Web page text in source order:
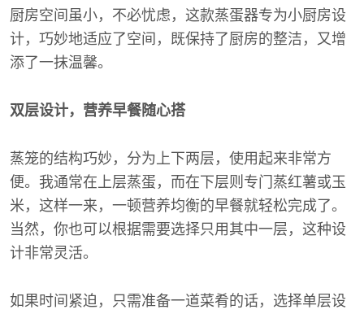
厨房空间虽小，不必忧虑，这款蒸蛋器专为小厨房设
计，巧妙地适应了空间，既保持了厨房的整洁，又增
添了一抹温馨。
双层设计，营养早餐随心搭
蒸笼的结构巧妙，分为上下两层，使用起来非常方
便。我通常在上层蒸蛋，而在下层则专门蒸红薯或玉
米，这样一来，一顿营养均衡的早餐就轻松完成了。
当然，你也可以根据需要选择只用其中一层，这种设
计非常灵活。
如果时间紧迫，只需准备一道菜肴的话，选择单层设